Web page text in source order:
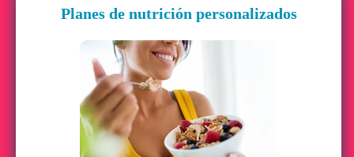
Planes de nutrición personalizados